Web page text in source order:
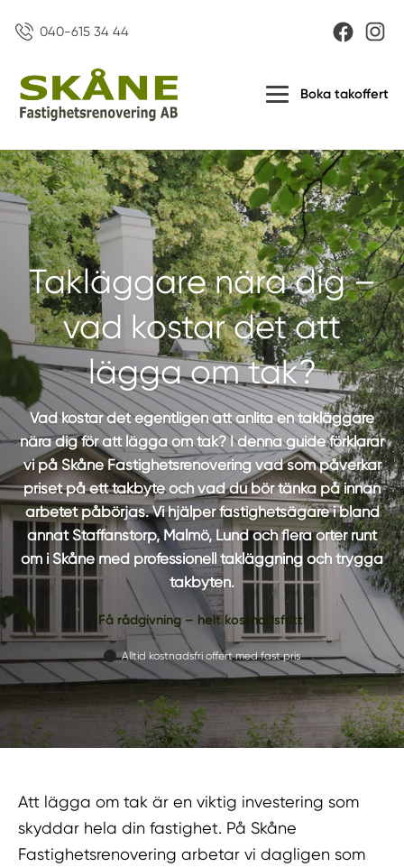
040-615 34 44
Boka takoffert
Takläggare nära dig –
vad kostar det att
lägga om tak?
Vad kostar det egentligen att anlita en takläggare
nära dig för att lägga om tak? I denna guide förklarar
vi på Skåne Fastighetsrenovering vad som påverkar
priset på ett takbyte och vad du bör tänka på innan
arbetet påbörjas. Vi hjälper fastighetsägare i bland
annat Staffanstorp, Malmö, Lund och flera orter runt
om i Skåne med professionell takläggning och trygga
takbyten.
Få rådgivning – helt kostnadsfritt!
Alltid kostnadsfri offert med fast pris
Att lägga om tak är en viktig investering som
skyddar hela din fastighet. På Skåne
Fastighetsrenovering arbetar vi dagligen som